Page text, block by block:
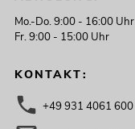
Mo.-Do. 9:00 - 16:00 Uhr
Fr. 9:00 - 15:00 Uhr
KONTAKT:
+49 931 4061 600